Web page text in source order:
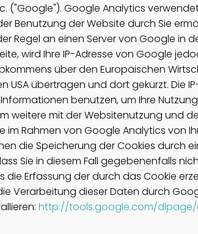
("Google"). Google Analytics
Benutzung der Website durch Sie
Regel an einen Server von Google in
wird Ihre IP-Adresse von Google
über den Europäischen
USA übertragen und dort gekürzt. Die
benutzen, um Ihre
weitere mit der Websitenutzung und
Rahmen von Google Analytics von
die Speicherung der Cookies durch
Sie in diesem Fall gegebenenfalls
Erfassung der durch das Cookie
Verarbeitung dieser Daten durch
http://tools.google.com/